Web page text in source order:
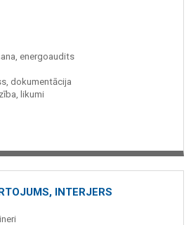
energoaudits
dokumentācija
likumi
INTERJERS